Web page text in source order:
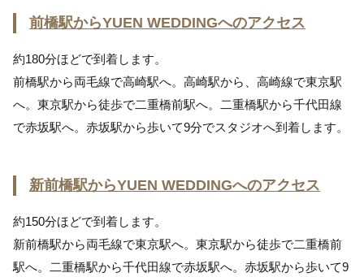
前橋駅からYUEN WEDDINGへのアクセス
約180分ほどで到着します。
前橋駅から両毛線で高崎駅へ。高崎駅から、高崎線で東京駅
へ。東京駅から徒歩で二重橋前駅へ。二重橋駅から千代田線
で赤坂駅へ。赤坂駅から歩いて9分でスタジオへ到着します。
新前橋駅からYUEN WEDDINGへのアクセス
約150分ほどで到着します。
新前橋駅から両毛線で東京駅へ。東京駅から徒歩で二重橋前
駅へ。二重橋駅から千代田線で赤坂駅へ。赤坂駅から歩いて9